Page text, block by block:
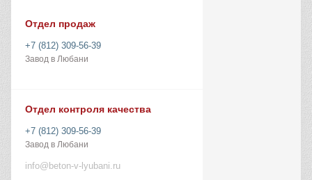
Отдел продаж
+7 (812) 309-56-39
Завод в Любани
Отдел контроля качества
+7 (812) 309-56-39
Завод в Любани
info@beton-v-lyubani.ru